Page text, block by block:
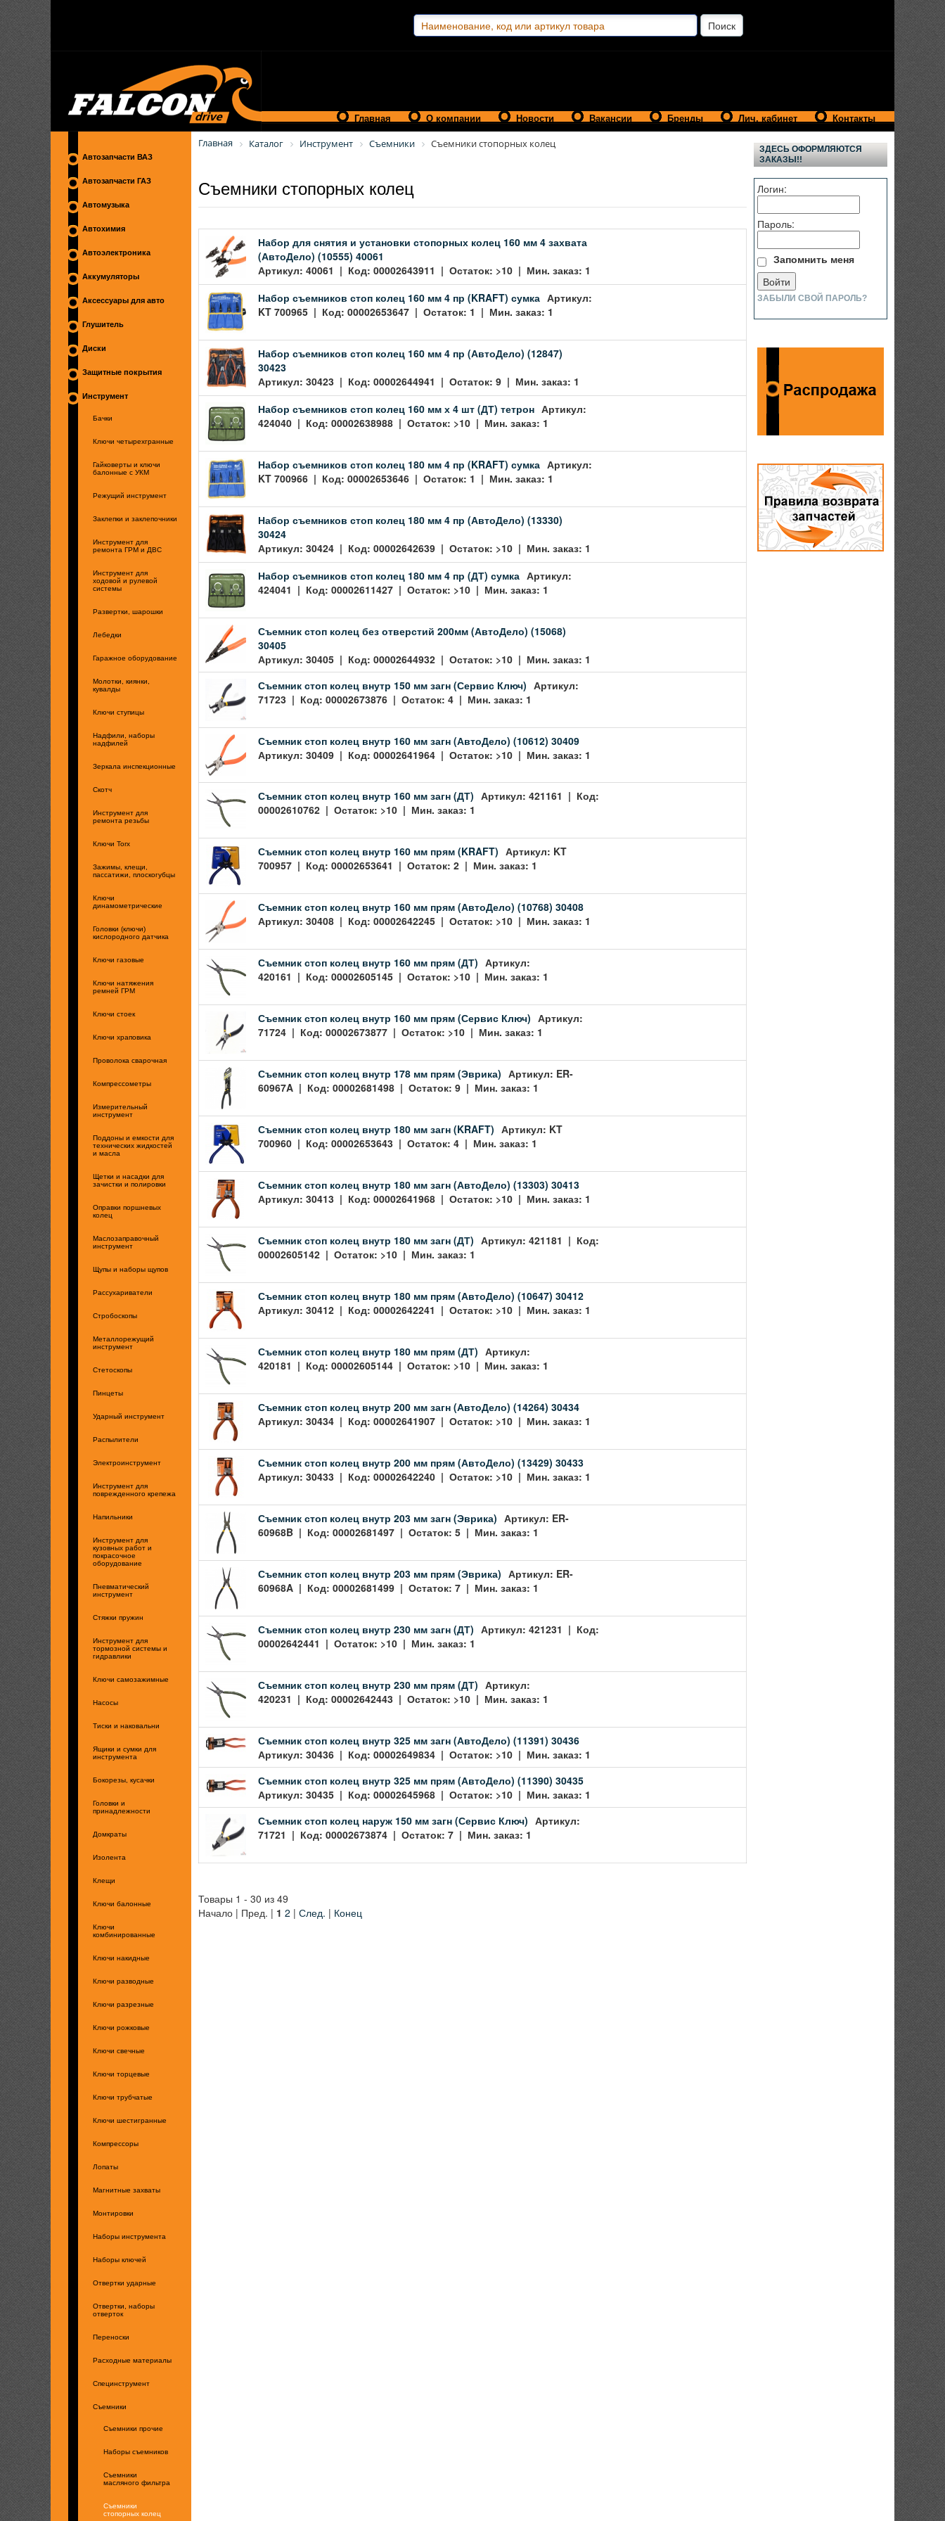
Главная О компании Новости Вакансии Бренды Лич. кабинет Контакты
Автозапчасти ВАЗ
Автозапчасти ГАЗ
Автомузыка
Автохимия
Автоэлектроника
Аккумуляторы
Аксессуары для авто
Глушитель
Диски
Защитные покрытия
Инструмент
Бачки
Ключи четырехгранные
Гайковерты и ключи
балонные с УКМ
Режущий инструмент
Заклепки и заклепочники
Инструмент для
ремонта ГРМ и ДВС
Инструмент для
ходовой и рулевой
системы
Развертки, шарошки
Лебедки
Гаражное оборудование
Молотки, киянки,
кувалды
Ключи ступицы
Надфили, наборы
надфилей
Зеркала инспекционные
Скотч
Инструмент для
ремонта резьбы
Ключи Torx
Зажимы, клещи,
пассатижи, плоскогубцы
Ключи
динамометрические
Головки (ключи)
кислородного датчика
Ключи газовые
Ключи натяжения
ремней ГРМ
Ключи стоек
Ключи храповика
Проволока сварочная
Компрессометры
Измерительный
инструмент
Поддоны и емкости для
технических жидкостей
и масла
Щетки и насадки для
зачистки и полировки
Оправки поршневых
колец
Маслозаправочный
инструмент
Щупы и наборы щупов
Рассухариватели
Стробоскопы
Металлорежущий
инструмент
Стетоскопы
Пинцеты
Ударный инструмент
Распылители
Электроинструмент
Инструмент для
поврежденного крепежа
Напильники
Инструмент для
кузовных работ и
покрасочное
оборудование
Пневматический
инструмент
Стяжки пружин
Инструмент для
тормозной системы и
гидравлики
Ключи самозажимные
Насосы
Тиски и наковальни
Ящики и сумки для
инструмента
Бокорезы, кусачки
Головки и
принадлежности
Домкраты
Изолента
Клещи
Ключи балонные
Ключи
комбинированные
Ключи накидные
Ключи разводные
Ключи разрезные
Ключи рожковые
Ключи свечные
Ключи торцевые
Ключи трубчатые
Ключи шестигранные
Компрессоры
Лопаты
Магнитные захваты
Монтировки
Наборы инструмента
Наборы ключей
Отвертки ударные
Отвертки, наборы
отверток
Переноски
Расходные материалы
Специнструмент
Съемники
Съемники прочие
Наборы съемников
Съемники
масляного фильтра
Съемники
стопорных колец
Главная Каталог Инструмент Съемники Съемники стопорных колец
Съемники стопорных колец
Набор для снятия и установки стопорных колец 160 мм 4 захвата
(АвтоДело) (10555) 40061
Артикул: 40061 | Код: 00002643911 | Остаток: >10 | Мин. заказ: 1
Набор съемников стоп колец 160 мм 4 пр (KRAFT) сумка Артикул:
KT 700965 | Код: 00002653647 | Остаток: 1 | Мин. заказ: 1
Набор съемников стоп колец 160 мм 4 пр (АвтоДело) (12847)
30423
Артикул: 30423 | Код: 00002644941 | Остаток: 9 | Мин. заказ: 1
Набор съемников стоп колец 160 мм х 4 шт (ДТ) тетрон Артикул:
424040 | Код: 00002638988 | Остаток: >10 | Мин. заказ: 1
Набор съемников стоп колец 180 мм 4 пр (KRAFT) сумка Артикул:
KT 700966 | Код: 00002653646 | Остаток: 1 | Мин. заказ: 1
Набор съемников стоп колец 180 мм 4 пр (АвтоДело) (13330)
30424
Артикул: 30424 | Код: 00002642639 | Остаток: >10 | Мин. заказ: 1
Набор съемников стоп колец 180 мм 4 пр (ДТ) сумка Артикул:
424041 | Код: 00002611427 | Остаток: >10 | Мин. заказ: 1
Съемник стоп колец без отверстий 200мм (АвтоДело) (15068)
30405
Артикул: 30405 | Код: 00002644932 | Остаток: >10 | Мин. заказ: 1
Съемник стоп колец внутр 150 мм загн (Сервис Ключ) Артикул:
71723 | Код: 00002673876 | Остаток: 4 | Мин. заказ: 1
Съемник стоп колец внутр 160 мм загн (АвтоДело) (10612) 30409
Артикул: 30409 | Код: 00002641964 | Остаток: >10 | Мин. заказ: 1
Съемник стоп колец внутр 160 мм загн (ДТ) Артикул: 421161 | Код:
00002610762 | Остаток: >10 | Мин. заказ: 1
Съемник стоп колец внутр 160 мм прям (KRAFT) Артикул: KT
700957 | Код: 00002653641 | Остаток: 2 | Мин. заказ: 1
Съемник стоп колец внутр 160 мм прям (АвтоДело) (10768) 30408
Артикул: 30408 | Код: 00002642245 | Остаток: >10 | Мин. заказ: 1
Съемник стоп колец внутр 160 мм прям (ДТ) Артикул:
420161 | Код: 00002605145 | Остаток: >10 | Мин. заказ: 1
Съемник стоп колец внутр 160 мм прям (Сервис Ключ) Артикул:
71724 | Код: 00002673877 | Остаток: >10 | Мин. заказ: 1
Съемник стоп колец внутр 178 мм прям (Эврика) Артикул: ER-
60967A | Код: 00002681498 | Остаток: 9 | Мин. заказ: 1
Съемник стоп колец внутр 180 мм загн (KRAFT) Артикул: KT
700960 | Код: 00002653643 | Остаток: 4 | Мин. заказ: 1
Съемник стоп колец внутр 180 мм загн (АвтоДело) (13303) 30413
Артикул: 30413 | Код: 00002641968 | Остаток: >10 | Мин. заказ: 1
Съемник стоп колец внутр 180 мм загн (ДТ) Артикул: 421181 | Код:
00002605142 | Остаток: >10 | Мин. заказ: 1
Съемник стоп колец внутр 180 мм прям (АвтоДело) (10647) 30412
Артикул: 30412 | Код: 00002642241 | Остаток: >10 | Мин. заказ: 1
Съемник стоп колец внутр 180 мм прям (ДТ) Артикул:
420181 | Код: 00002605144 | Остаток: >10 | Мин. заказ: 1
Съемник стоп колец внутр 200 мм загн (АвтоДело) (14264) 30434
Артикул: 30434 | Код: 00002641907 | Остаток: >10 | Мин. заказ: 1
Съемник стоп колец внутр 200 мм прям (АвтоДело) (13429) 30433
Артикул: 30433 | Код: 00002642240 | Остаток: >10 | Мин. заказ: 1
Съемник стоп колец внутр 203 мм загн (Эврика) Артикул: ER-
60968B | Код: 00002681497 | Остаток: 5 | Мин. заказ: 1
Съемник стоп колец внутр 203 мм прям (Эврика) Артикул: ER-
60968A | Код: 00002681499 | Остаток: 7 | Мин. заказ: 1
Съемник стоп колец внутр 230 мм загн (ДТ) Артикул: 421231 | Код:
00002642441 | Остаток: >10 | Мин. заказ: 1
Съемник стоп колец внутр 230 мм прям (ДТ) Артикул:
420231 | Код: 00002642443 | Остаток: >10 | Мин. заказ: 1
Съемник стоп колец внутр 325 мм загн (АвтоДело) (11391) 30436
Артикул: 30436 | Код: 00002649834 | Остаток: >10 | Мин. заказ: 1
Съемник стоп колец внутр 325 мм прям (АвтоДело) (11390) 30435
Артикул: 30435 | Код: 00002645968 | Остаток: >10 | Мин. заказ: 1
Съемник стоп колец наруж 150 мм загн (Сервис Ключ) Артикул:
71721 | Код: 00002673874 | Остаток: 7 | Мин. заказ: 1
Товары 1 - 30 из 49
Начало | Пред. | 1 2 | След. | Конец
ЗДЕСЬ ОФОРМЛЯЮТСЯ
ЗАКАЗЫ!!
Логин:
Пароль:
Запомнить меня
ЗАБЫЛИ СВОЙ ПАРОЛЬ?